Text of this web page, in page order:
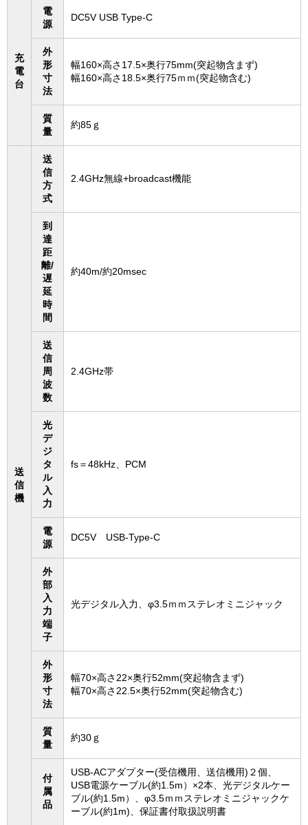
充
電
台
電
源
DC5V USB Type-C
外
形
寸
法
幅160×高さ17.5×奥行75mm(突起物含まず)
幅160×高さ18.5×奥行75ｍｍ(突起物含む)
質
量
約85ｇ
送
信
機
送
信
方
式
2.4GHz無線+broadcast機能
到
達
距
離/
遅
延
時
間
約40m/約20msec
送
信
周
波
数
2.4GHz帯
光
デ
ジ
タ
ル
入
力
fs＝48kHz、PCM
電
源
DC5V USB-Type-C
外
部
入
力
端
子
光デジタル入力、φ3.5ｍｍステレオミニジャック
外
形
寸
法
幅70×高さ22×奥行52mm(突起物含まず)
幅70×高さ22.5×奥行52mm(突起物含む)
質
量
約30ｇ
付
属
品
USB-ACアダプター(受信機用、送信機用)２個、
USB電源ケーブル(約1.5m）×2本、光デジタルケー
ブル(約1.5m）、φ3.5ｍｍステレオミニジャックケ
ーブル(約1m)、保証書付取扱説明書